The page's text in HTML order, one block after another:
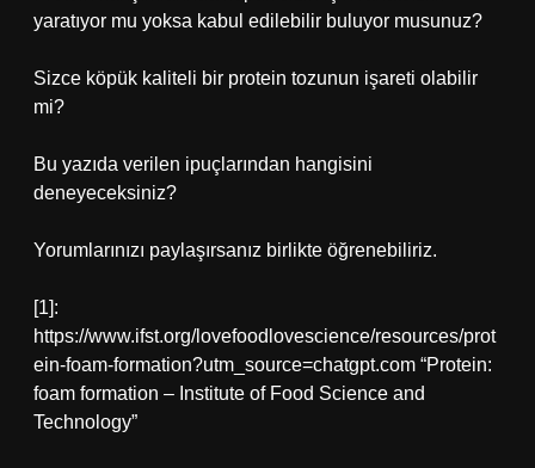
yaratıyor mu yoksa kabul edilebilir buluyor musunuz?
Sizce köpük kaliteli bir protein tozunun işareti olabilir
mi?
Bu yazıda verilen ipuçlarından hangisini
deneyeceksiniz?
Yorumlarınızı paylaşırsanız birlikte öğrenebiliriz.
[1]:
https://www.ifst.org/lovefoodlovescience/resources/prot
ein-foam-formation?utm_source=chatgpt.com “Protein:
foam formation – Institute of Food Science and
Technology”